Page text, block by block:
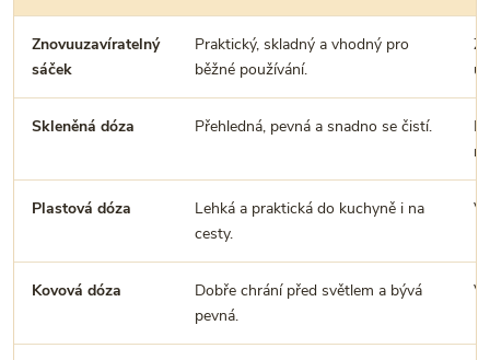
Znovuuzavíratelný
sáček
Praktický, skladný a vhodný pro
běžné používání.
Skleněná dóza Přehledná, pevná a snadno se čistí.
Plastová dóza
Lehká a praktická do kuchyně i na
cesty.
Kovová dóza
Dobře chrání před světlem a bývá
pevná.